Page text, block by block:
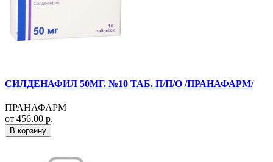
СИЛДЕНАФИЛ 50МГ. №10 ТАБ. П/П/О /ПРАНАФАРМ/
ПРАНАФАРМ
от 456.00 р.
В корзину